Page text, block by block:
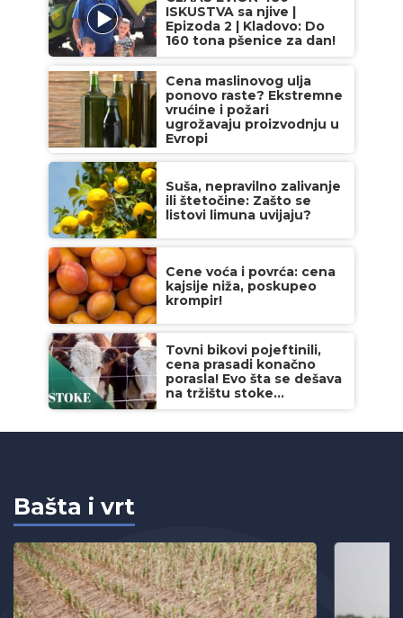
ISKUSTVA sa njive |
Epizoda 2 | Kladovo: Do
160 tona pšenice za dan!
Cena maslinovog ulja
ponovo raste? Ekstremne
vrućine i požari
ugrožavaju proizvodnju u
Evropi
Suša, nepravilno zalivanje
ili štetočine: Zašto se
listovi limuna uvijaju?
Cene voća i povrća: cena
kajsije niža, poskupeo
krompir!
Tovni bikovi pojeftinili,
cena prasadi konačno
porasla! Evo šta se dešava
na tržištu stoke...
Bašta i vrt